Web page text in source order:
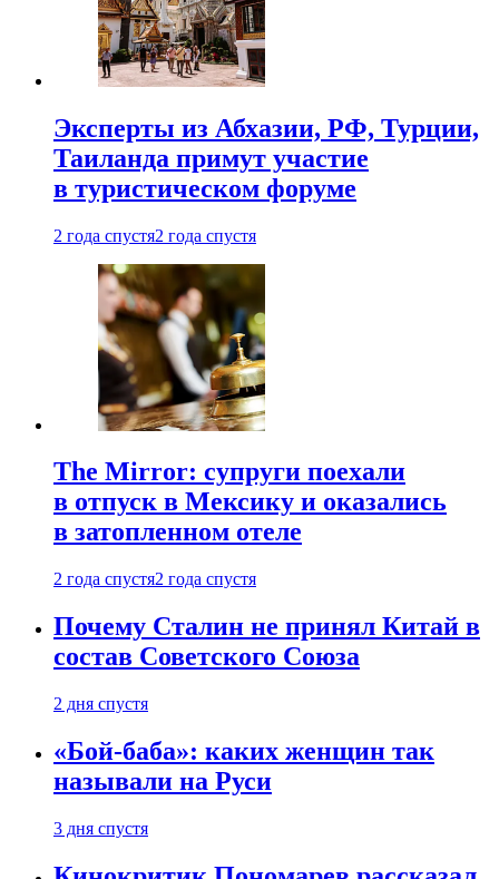
Эксперты из Абхазии, РФ, Турции,
Таиланда примут участие
в туристическом форуме
2 года спустя2 года спустя
The Mirror: супруги поехали
в отпуск в Мексику и оказались
в затопленном отеле
2 года спустя2 года спустя
Почему Сталин не принял Китай в
состав Советского Союза
2 дня спустя
«Бой-баба»: каких женщин так
называли на Руси
3 дня спустя